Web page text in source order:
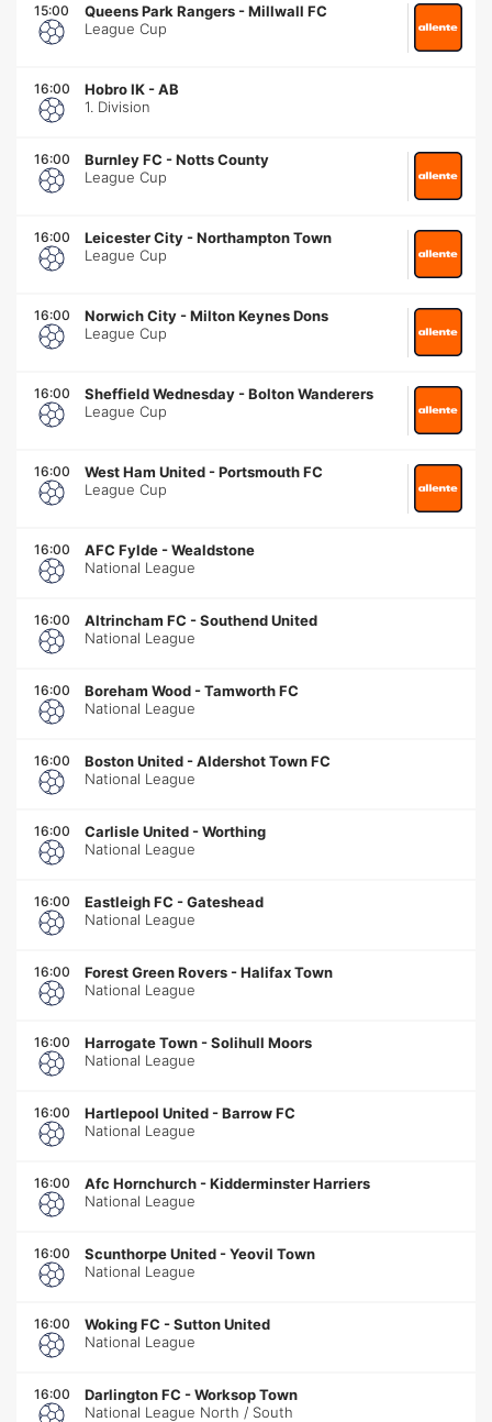
15:00 Queens Park Rangers -Millwall FC
League Cup
16:00 Hobro IK -AB
1. Division
16:00 Burnley FC -Notts County
League Cup
16:00 Leicester City -Northampton Town
League Cup
16:00 Norwich City -Milton Keynes Dons
League Cup
16:00 Sheffield Wednesday -Bolton Wanderers
League Cup
16:00 West Ham United -Portsmouth FC
League Cup
16:00 AFC Fylde -Wealdstone
National League
16:00 Altrincham FC -Southend United
National League
16:00 Boreham Wood -Tamworth FC
National League
16:00 Boston United -Aldershot Town FC
National League
16:00 Carlisle United -Worthing
National League
16:00 Eastleigh FC -Gateshead
National League
16:00 Forest Green Rovers -Halifax Town
National League
16:00 Harrogate Town -Solihull Moors
National League
16:00 Hartlepool United -Barrow FC
National League
16:00 Afc Hornchurch -Kidderminster Harriers
National League
16:00 Scunthorpe United -Yeovil Town
National League
16:00 Woking FC -Sutton United
National League
16:00 Darlington FC -Worksop Town
National League North / South